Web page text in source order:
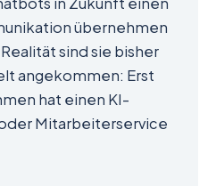
übernehmen
sind sie bisher
angekommen: Erst
hat einen KI-
Mitarbeiterservice